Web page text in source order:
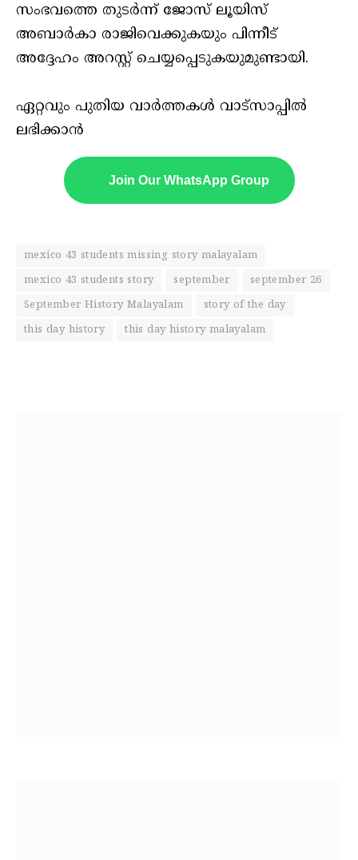
സംഭവത്തെ തുടർന്ന് ജോസ് ലൂയിസ്
അബാർകാ രാജിവെക്കുകയും പിന്നീട്
അദ്ദേഹം അറസ്റ്റ് ചെയ്യപ്പെടുകയുമുണ്ടായി.
ഏറ്റവും പുതിയ വാർത്തകൾ വാട്സാപ്പിൽ
ലഭിക്കാൻ
Join Our WhatsApp Group
mexico 43 students missing story malayalam
mexico 43 students story
september
september 26
September History Malayalam
story of the day
this day history
this day history malayalam